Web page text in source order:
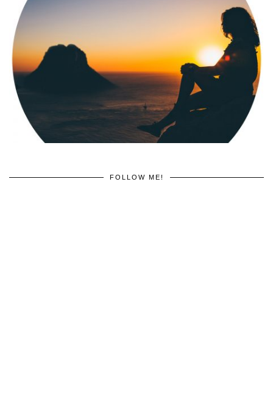
FOLLOW ME!